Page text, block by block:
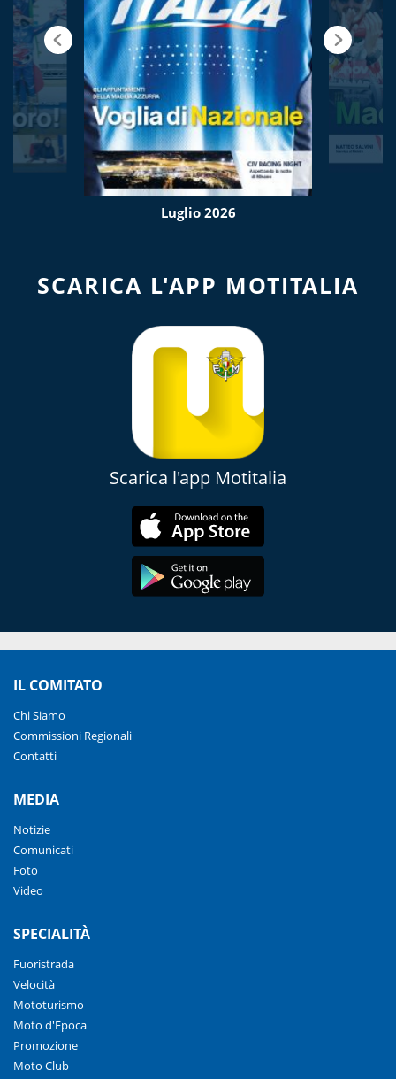
Luglio 2026
SCARICA L'APP MOTITALIA
Scarica l'app Motitalia
IL COMITATO
Chi Siamo
Commissioni Regionali
Contatti
MEDIA
Notizie
Comunicati
Foto
Video
SPECIALITÀ
Fuoristrada
Velocità
Mototurismo
Moto d'Epoca
Promozione
Moto Club